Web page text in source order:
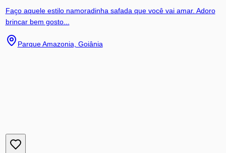
Faço aquele estilo namoradinha safada que você vai amar. Adoro
brincar bem gosto...
Parque Amazonia, Goiânia